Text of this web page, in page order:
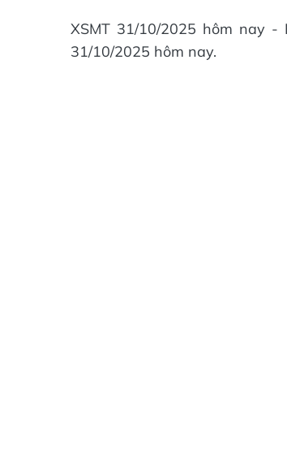
XSMT 31/10/2025 hôm nay -
31/10/2025 hôm nay.